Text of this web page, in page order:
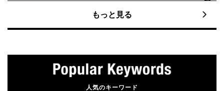
もっと見る
人気のキーワード